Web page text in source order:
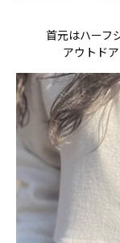
首元はハーフ
アウトド